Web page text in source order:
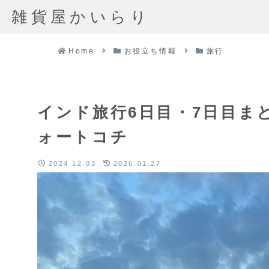
雑貨屋かいらり
Home お役立ち情報 旅行
インド旅行6日目・7日目ま
ォートコチ
2024.12.03 2026.01.27